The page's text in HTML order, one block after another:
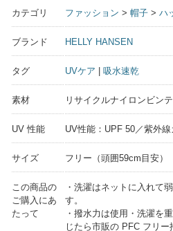
カテゴリ ファッション > 帽子 > ハ
ブランド HELLY HANSEN
タグ UVケア 吸水速乾
素材 リサイクルナイロンビン
UV 性能 UV性能：UPF 50／紫外
サイズ フリー（頭囲59cm目安）
この商品の
ご購入にあ
たって
・洗濯はネットに入れて
す。
・撥水力は使用・洗濯を
じたら市販の PFC フリ